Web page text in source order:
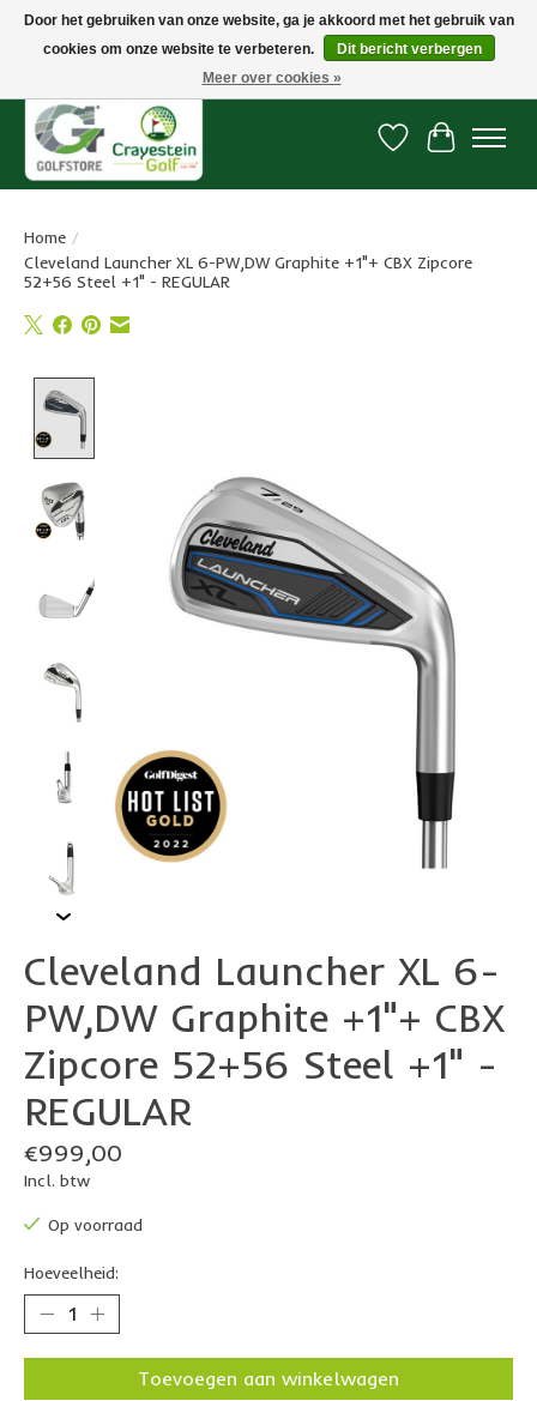
Snelle levering, gratis vanaf € 100. Onze oncourse Golfshop in Dordrecht is
Verlanglijst
Home /
Cleveland Launcher XL 6-PW,DW Graphite +1"+ CBX Zipcore
52+56 Steel +1" - REGULAR
Cleveland Launcher XL 6-
PW,DW Graphite +1"+ CBX
Zipcore 52+56 Steel +1" -
REGULAR
€999,00
Incl. btw
Op voorraad
Hoeveelheid:
Toevoegen aan winkelwagen
Door het gebruiken van onze website, ga je akkoord met het gebruik van
cookies om onze website te verbeteren.
Dit bericht verbergen
Meer over cookies »